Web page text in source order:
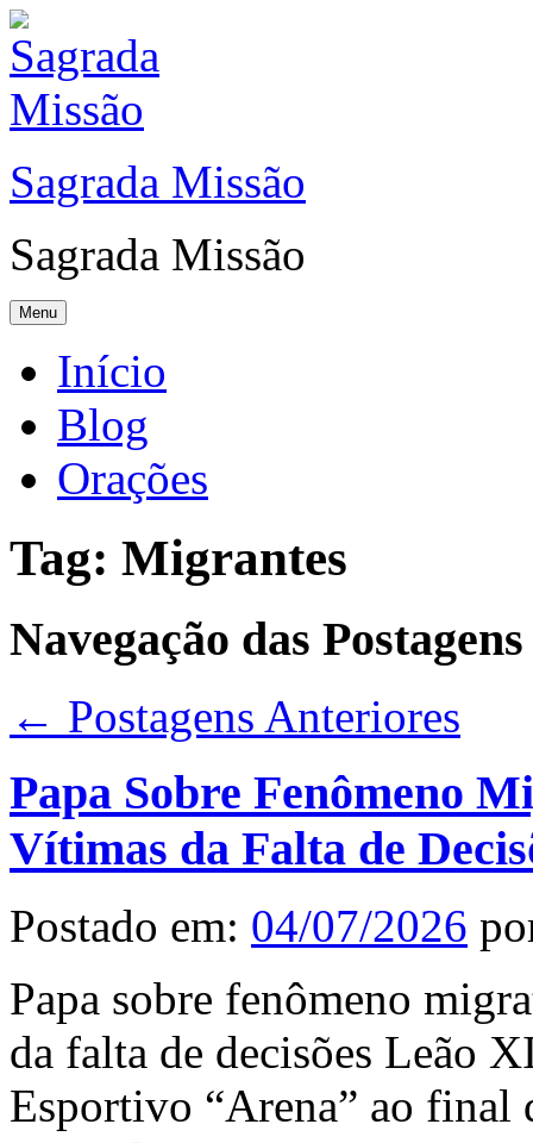
Sagrada Missão
Sagrada Missão
Menu
Início
Blog
Orações
Tag: Migrantes
Navegação das Postagens
← Postagens Anteriores
Papa Sobre Fenômeno
Vítimas da Falta de
Postado em: 04/07/2026
Papa sobre fenômeno
da falta de decisões Leão
Esportivo “Arena” ao final